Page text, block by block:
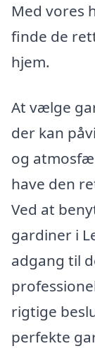
Med vores
finde de
hjem.
At vælge
der kan
og
have den
Ved at
gardiner i
adgang til
rigtige
perfekte